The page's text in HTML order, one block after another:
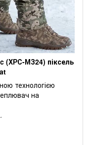
(XРС-МЗ24) піксель
технологією
на